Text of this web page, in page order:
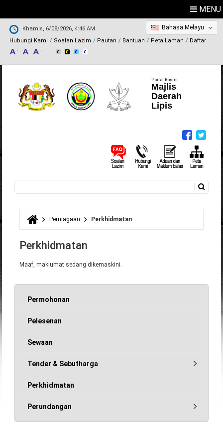
MENU
Khamis, 6/08/2026, 4:46 AM
Hubungi Kami
Soalan Lazim Pautan Bantuan Peta Laman Daftar
Bahasa Melayu
Portal Rasmi
Majlis
Daerah
Lipis
Borang carian
Anda di sini
Perniagaan Perkhidmatan
Perkhidmatan
Maaf, maklumat sedang dikemaskini.
Permohonan
Pelesenan
Sewaan
Tender & Sebutharga
Perkhidmatan
Perundangan